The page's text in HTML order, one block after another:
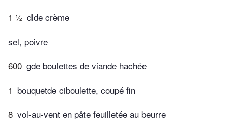
1 ½ dlde crème
sel, poivre
600 gde boulettes de viande hachée
1 bouquetde ciboulette, coupé fin
8 vol-au-vent en pâte feuilletée au beurre